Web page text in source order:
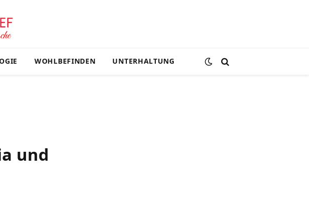
WOHLBEFINDEN UNTERHALTUNG
und